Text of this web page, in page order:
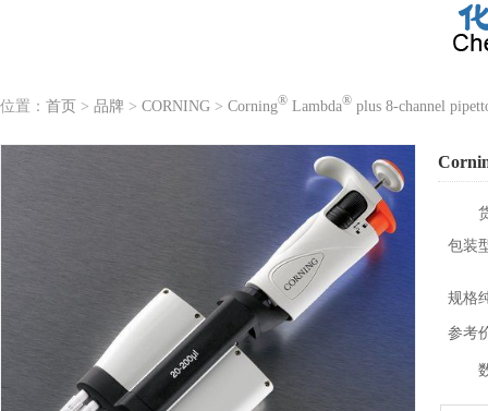
位置： 首页 > 品牌 > CORNING > Corning® Lambda® plus 8-channel
包装
规格
参考